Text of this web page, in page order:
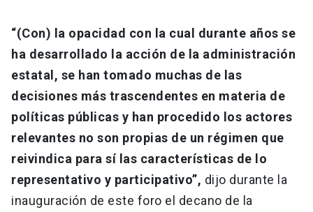
“(Con) la opacidad con la cual durante años se
ha desarrollado la acción de la administración
estatal, se han tomado muchas de las
decisiones más trascendentes en materia de
políticas públicas y han procedido los actores
relevantes no son propias de un régimen que
reivindica para sí las características de lo
representativo y participativo”, dijo durante la
inauguración de este foro el decano de la